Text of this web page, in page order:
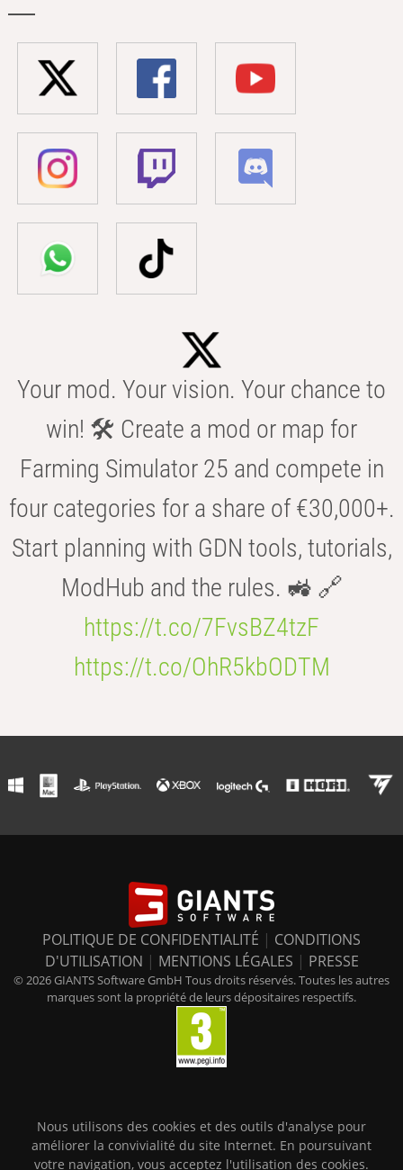
Your mod. Your vision. Your chance to
win! 🛠️ Create a mod or map for
Farming Simulator 25 and compete in
four categories for a share of €30,000+.
Start planning with GDN tools, tutorials,
ModHub and the rules. 🚜 🔗
https://t.co/7FvsBZ4tzF
https://t.co/OhR5kbODTM
POLITIQUE DE CONFIDENTIALITÉ | CONDITIONS
D'UTILISATION | MENTIONS LÉGALES | PRESSE
© 2026 GIANTS Software GmbH Tous droits réservés. Toutes les autres
marques sont la propriété de leurs dépositaires respectifs.
Nous utilisons des cookies et des outils d'analyse pour
améliorer la convivialité du site Internet. En poursuivant
votre navigation, vous acceptez l'utilisation des cookies.